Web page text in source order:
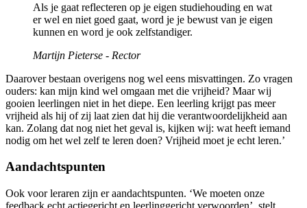
Als je gaat reflecteren op je eigen studiehouding en wat
er wel en niet goed gaat, word je je bewust van je eigen
kunnen en word je ook zelfstandiger.
Martijn Pieterse - Rector
Daarover bestaan overigens nog wel eens misvattingen. Zo vragen
ouders: kan mijn kind wel omgaan met die vrijheid? Maar wij
gooien leerlingen niet in het diepe. Een leerling krijgt pas meer
vrijheid als hij of zij laat zien dat hij die verantwoordelijkheid aan
kan. Zolang dat nog niet het geval is, kijken wij: wat heeft iemand
nodig om het wel zelf te leren doen? Vrijheid moet je echt leren.’
Aandachtspunten
Ook voor leraren zijn er aandachtspunten. ‘We moeten onze